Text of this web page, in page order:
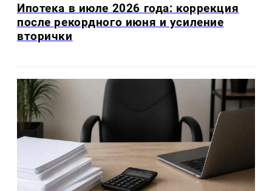
Ипотека в июле 2026 года: коррекция
после рекордного июня и усиление
вторички